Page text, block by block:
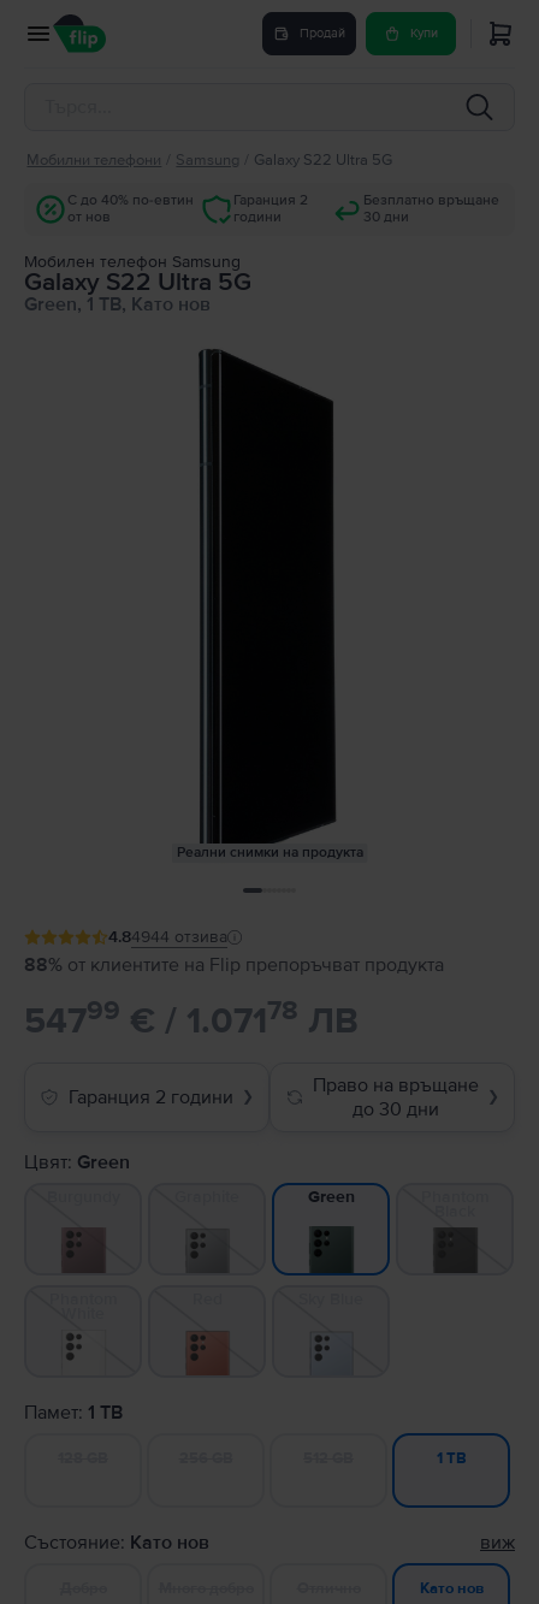
Продай Купи
Мобилни телефони Samsung Galaxy S22 Ultra 5G
С до 40% по-евтин
от нов
Гаранция 2
години
Безплатно връщане
30 дни
Мобилен телефон Samsung
Galaxy S22 Ultra 5G
Green, 1 TB, Като нов
Реални снимки на продукта
4.84944 отзива
88% от клиентите на Flip препоръчват продукта
54799 € / 1.07178 ЛВ
Гаранция 2 години ❯
Право на връщане
до 30 дни
❯
Цвят: Green
Green
Памет: 1 TB
1 TB
Състояние: Като нов виж
Като нов